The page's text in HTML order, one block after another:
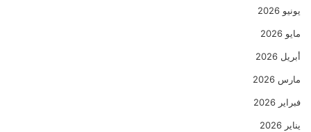
يونيو 2026
مايو 2026
أبريل 2026
مارس 2026
فبراير 2026
يناير 2026